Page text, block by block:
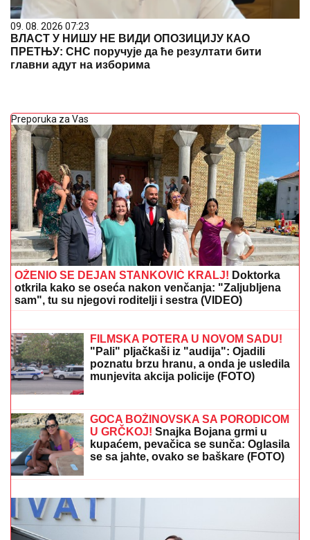
09. 08. 2026 07:23
ВЛАСТ У НИШУ НЕ ВИДИ ОПОЗИЦИЈУ КАО
ПРЕТЊУ: СНС поручује да ће резултати бити
главни адут на изборима
Preporuka za Vas
OŽENIO SE DEJAN STANKOVIĆ KRALJ! Doktorka
otkrila kako se oseća nakon venčanja: "Zaljubljena
sam", tu su njegovi roditelji i sestra (VIDEO)
Stanojlović i Luku Vujovića!
poznatu brzu hranu, a onda je usledila
munjevita akcija policije (FOTO)